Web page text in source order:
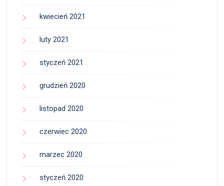
kwiecień 2021
luty 2021
styczeń 2021
grudzień 2020
listopad 2020
czerwiec 2020
marzec 2020
styczeń 2020